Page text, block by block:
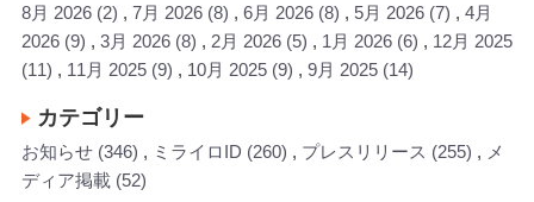
8月 2026 (2) 7月 2026 (8) 6月 2026 (8) 5月 2026 (7)
4月
2026 (9) 3月 2026 (8) 2月 2026 (5) 1月 2026 (6)
12月 2025
(11)
11月 2025 (9) 10月 2025 (9) 9月 2025 (14)
カテゴリー
お知らせ (346) ミライロID (260) プレスリリース (255)
メ
ディア掲載 (52)